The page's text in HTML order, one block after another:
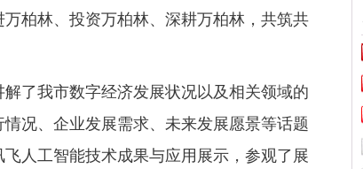
柏林、投资万柏林、深耕万柏林，共筑共
我市数字经济发展状况以及相关领域的
况、企业发展需求、未来发展愿景等话题
人工智能技术成果与应用展示，参观了展